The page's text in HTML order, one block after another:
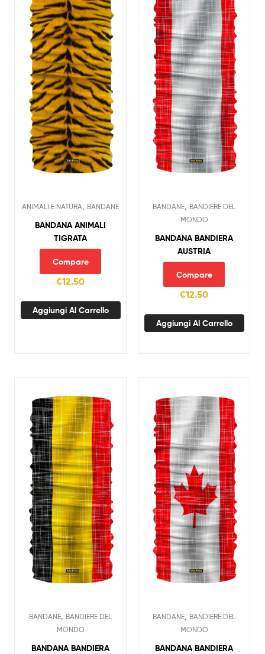
ANIMALI E NATURA BANDANE
BANDANA ANIMALI
TIGRATA
Compare
€12.50
Aggiungi Al Carrello
BANDANE BANDIERE DEL
MONDO
BANDANA BANDIERA
AUSTRIA
Compare
€12.50
Aggiungi Al Carrello
BANDANE BANDIERE DEL
MONDO
BANDANA BANDIERA
BANDANE BANDIERE DEL
MONDO
BANDANA BANDIERA